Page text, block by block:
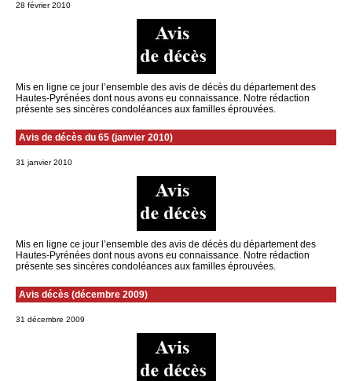
28 février 2010
Mis en ligne ce jour l’ensemble des avis de décès du département des
Hautes-Pyrénées dont nous avons eu connaissance. Notre rédaction
présente ses sincères condoléances aux familles éprouvées.
Avis de décès du 65 (janvier 2010)
31 janvier 2010
Mis en ligne ce jour l’ensemble des avis de décès du département des
Hautes-Pyrénées dont nous avons eu connaissance. Notre rédaction
présente ses sincères condoléances aux familles éprouvées.
Avis décès (décembre 2009)
31 décembre 2009